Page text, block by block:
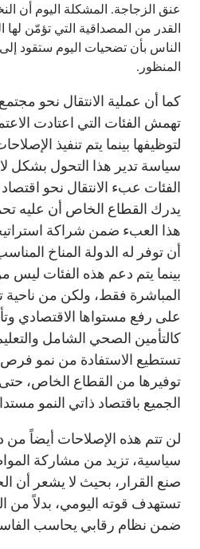
عنق الزجاجة. المشكلة اليوم أن
القدر من المصداقية التي تؤمّن لها
الناس بأن تضحيات اليوم ستقود
المنظور.
كما أن عملية الانتقال نحو
تهمش الفئات التي اعتادت
لتوظيفها بينما يتم تنفيذ
سياسة تدير هذا التحول بشكل
الفئات عبء الانتقال نحو اقتصاد
يدرك القطاع الخاص أن عليه
هذا العبء ضمن شراكة
أن توفر له الدولة المناخ
بينما يتم دعم هذه الفئات
المباشرة فقط، ولكن من ناحية
على رفع مستواها الاقتصادي
كالتأمين الصحي الشامل
تستطيع الاستفادة من نمو
توفيرها من القطاع الخاص،
الجميع باقتصاد ذاتي النمو
لن تتم هذه الإصلاحات أيضاً من
سياسية، تزيد من مشاركة
صنع القرار، بحيث لا يشعر أن
تستهدف قوته اليومي، بدلاً من
ضمن نظام رقابي يحاسب الفاسد